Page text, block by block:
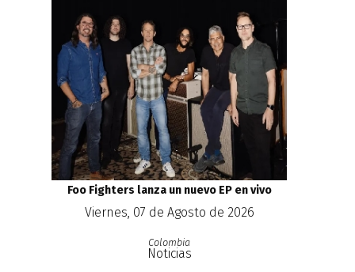
Foo Fighters lanza un nuevo EP en vivo
Viernes, 07 de Agosto de 2026
Colombia
Noticias